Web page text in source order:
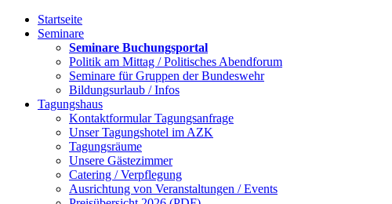
Startseite
Seminare
Seminare Buchungsportal
Politik am Mittag / Politisches Abendforum
Seminare für Gruppen der Bundeswehr
Bildungsurlaub / Infos
Tagungshaus
Kontaktformular Tagungsanfrage
Unser Tagungshotel im AZK
Tagungsräume
Unsere Gästezimmer
Catering / Verpflegung
Ausrichtung von Veranstaltungen / Events